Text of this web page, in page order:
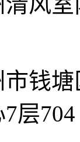
市钱
层704